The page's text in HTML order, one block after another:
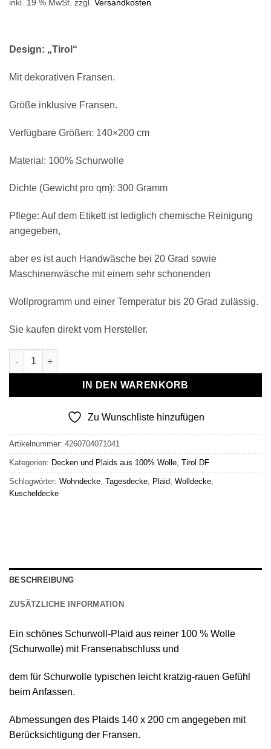
inkl. 19 % MwSt. zzgl. Versandkosten
Design: „Tirol“
Mit dekorativen Fransen.
Größe inklusive Fransen.
Verfügbare Größen: 140×200 cm
Material: 100% Schurwolle
Dichte (Gewicht pro qm): 300 Gramm
Pflege: Auf dem Etikett ist lediglich chemische Reinigung
angegeben,
aber es ist auch Handwäsche bei 20 Grad sowie
Maschinenwäsche mit einem sehr schonenden
Wollprogramm und einer Temperatur bis 20 Grad zulässig.
Sie kaufen direkt vom Hersteller.
Wollplaid & Wolldecke "Tirol DF" grau-altrosa Menge
IN DEN WARENKORB
Zu Wunschliste hinzufügen
Artikelnummer: 4260704071041
Kategorien: Decken und Plaids aus 100% Wolle, Tirol DF
Schlagwörter: Wohndecke, Tagesdecke, Plaid, Wolldecke,
Kuscheldecke
BESCHREIBUNG
ZUSÄTZLICHE INFORMATION
Ein schönes Schurwoll-Plaid aus reiner 100 % Wolle
(Schurwolle) mit Fransenabschluss und
dem für Schurwolle typischen leicht kratzig-rauen Gefühl
beim Anfassen.
Abmessungen des Plaids 140 х 200 cm angegeben mit
Berücksichtigung der Fransen.